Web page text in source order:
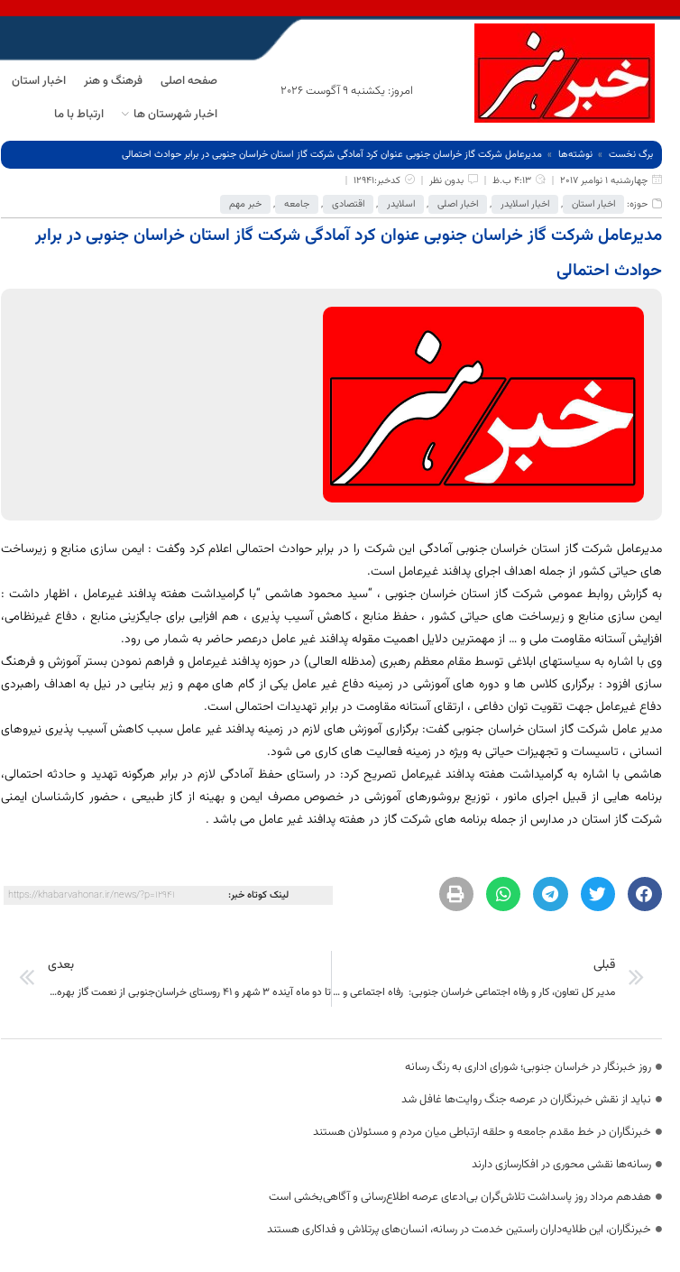
امروز: یکشنبه 9 آگوست 2026
صفحه اصلی فرهنگ و هنر اخبار استان
اخبار شهرستان ها
ارتباط با ما
برگ نخست نوشته‌ها
مدیرعامل شرکت گاز خراسان جنوبی عنوان کرد آمادگی شرکت گاز استان خراسان جنوبی در برابر حوادث احتمالی
چهارشنبه 1 نوامبر 2017
4:13 ب.ظ بدون نظر
کدخبر:12941
حوزه:
اخبار استان , اخبار اسلایدر , اخبار اصلی , اسلایدر , اقتصادی , جامعه , خبر مهم
مدیرعامل شرکت گاز خراسان جنوبی عنوان کرد آمادگی شرکت گاز استان خراسان جنوبی در برابر
حوادث احتمالی
مدیرعامل شرکت گاز استان خراسان جنوبی آمادگی این شرکت را در برابر حوادث احتمالی اعلام کرد وگفت : ایمن سازی منابع و زیرساخت
های حیاتی کشور از جمله اهداف اجرای پدافند غیرعامل است.
به گزارش روابط عمومی شرکت گاز استان خراسان جنوبی ، “سید محمود هاشمی “با گرامیداشت هفته پدافند غیرعامل ، اظهار داشت :
ایمن سازی منابع و زیرساخت های حیاتی کشور ، حفظ منابع ، کاهش آسیب پذیری ، هم افزایی برای جایگزینی منابع ، دفاع غیرنظامی،
افزایش آستانه مقاومت ملی و … از مهمترین دلایل اهمیت مقوله پدافند غیر عامل درعصر حاضر به شمار می رود.
وی با اشاره به سیاستهای ابلاغی توسط مقام معظم رهبری (مدظله العالی) در حوزه پدافند غیرعامل و فراهم نمودن بستر آموزش و فرهنگ
سازی افزود : برگزاری کلاس ها و دوره های آموزشی در زمینه دفاع غیر عامل یکی از گام های مهم و زیر بنایی در نیل به اهداف راهبردی
دفاع غیرعامل جهت تقویت توان دفاعی ، ارتقای آستانه مقاومت در برابر تهدیدات احتمالی است.
مدیر عامل شرکت گاز استان خراسان جنوبی گفت: برگزاری آموزش های لازم در زمینه پدافند غیر عامل سبب كاهش آسیب پذیری نیروهای
انسانی ، تاسیسات و تجهیزات حیاتی به ویژه در زمینه فعالیت های کاری می شود.
هاشمی با اشاره به گرامیداشت هفته پدافند غیرعامل تصریح کرد: در راستای حفظ آمادگی لازم در برابر هرگونه تهدید و حادثه احتمالی،
برنامه هایی از قبیل اجرای مانور ، توزیع بروشورهای آموزشی در خصوص مصرف ایمن و بهینه از گاز طبیعی ، حضور کارشناسان ایمنی
شرکت گاز استان در مدارس از جمله برنامه های شرکت گاز در هفته پدافند غیر عامل می باشد .
لینک کوتاه خبر: https://khabarvahonar.ir/news/?p=12941
قبلی
مدیر کل تعاون، کار و رفاه اجتماعی خراسان جنوبی: رفاه اجتماعی و اقتصادی، مردم را ترغیب به ماندن در روستاها و مرزها می کند
بعدی
تا دو ماه آینده ٣ شهر و 41 روستای خراسان‌جنوبی از نعمت گاز بهره‌مند می‌شوند
روز خبرنگار در خراسان جنوبی؛ شورای اداری به رنگ رسانه
نباید از نقش خبرنگاران در عرصه جنگ روایت‌ها غافل شد
خبرنگاران در خط مقدم جامعه و حلقه ارتباطی میان مردم و مسئولان هستند
رسانه‌ها نقشی محوری در افکارسازی دارند
هفدهم مرداد روز پاسداشت تلاش‌گران بی‌ادعای عرصه اطلاع‌رسانی و آگاهی‌بخشی است
خبرنگاران، این طلایه‌داران راستین خدمت در رسانه، انسان‌های پرتلاش و فداکاری هستند